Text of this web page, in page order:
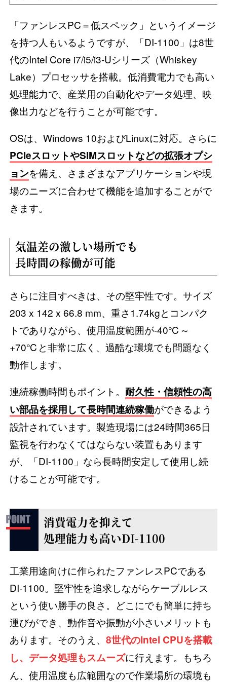
「ファンレスPC＝低スペック」というイメージ
を持つ人もいるようですが、「DI-1100」は8世
代のIntel Core i7/i5/i3-Uシリーズ（Whiskey
Lake）プロセッサを搭載。低消費電力でも高い
処理能力で、産業用の自動化やデータ処理、映
像出力などを行うことが可能です。
OSは、Windows 10およびLinuxに対応。さらに
PCIeスロットやSIMスロットなどの拡張オプシ
ョンを備え、さまざまなアプリケーションや現
場のニーズに合わせて機能を追加することがで
きます。
気温差の激しい場所でも
長時間の稼働が可能
さらに注目すべきは、その堅牢性です。サイズ
203 x 142 x 66.8 mm、重さ1.74kgとコンパク
トでありながら、使用温度範囲が-40℃～
+70℃と非常に広く、過酷な環境でも問題なく
動作します。
連続稼働時間もポイント。 耐久性・信頼性の高
い部品を採用して長時間連続稼働ができるよう
設計されています。製造現場には24時間365日
監視を行わなくてはならない装置もあります
が、「DI-1100」なら長時間安定して使用し続
けることが可能です。
消費電力を抑えて
処理能力も高いDI-1100
工業用途向けに作られたファンレスPCである
DI-1100。堅牢性を追求しながらケーブルレス
という使い勝手の良さ。どこにでも簡単に持ち
運びができ、動作音や振動が小さいメリットも
あります。そのうえ、8世代のIntel CPUを搭載
し、データ処理もスムーズに行えます。もちろ
ん、使用温度も広範囲なので作業場所の環境も